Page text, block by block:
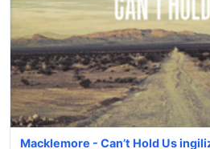
Macklemore - Can’t Hold Us